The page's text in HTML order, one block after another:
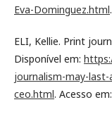
Eva-Dominguez.html
ELI, Kellie. Print
Disponível em:
journalism-may-
ceo.html. Acesso